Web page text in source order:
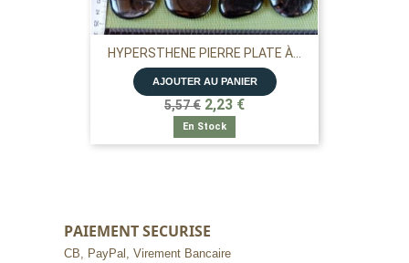
HYPERSTHENE PIERRE PLATE À...
AJOUTER AU PANIER
5,57 € 2,23 €
En Stock
PAIEMENT SECURISE
CB, PayPal, Virement Bancaire